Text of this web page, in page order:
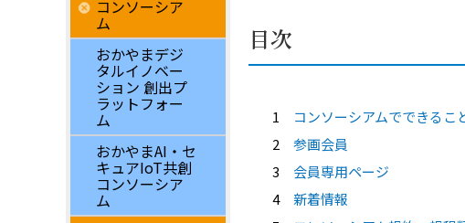
目次
1
コンソーシアムでできるこ
2 参画会員
3 会員専用ページ
4 新着情報
コンソーシア
ム
おかやまデジ
タルイノベー
ション 創出プ
ラットフォー
ム
おかやまAI・セ
キュアIoT共創
コンソーシア
ム